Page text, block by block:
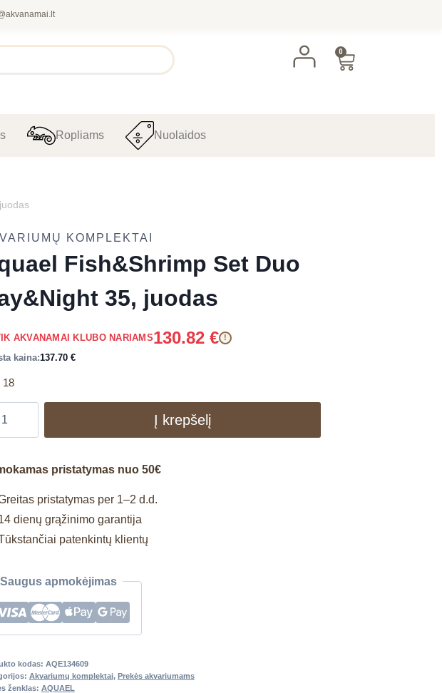
0
Ropliams Nuolaidos
KOMPLEKTAI
Fish&Shrimp Set Duo
35, juodas
AKVANAMAI KLUBO NARIAMS130.82 € !
kaina:137.70 €
18
Į krepšelį
pristatymas nuo 50€
pristatymas per 1–2 d.d.
dienų grąžinimo garantija
patenkintų klientų
Saugus apmokėjimas
kodas: AQE134609
Akvariumų komplektai, Prekės akvariumams
ženklas: AQUAEL